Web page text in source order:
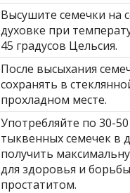
Высушите семечки на
духовке при
45 градусов Цельсия.
После высыхания
сохранять в
прохладном месте.
Употребляйте по 30-
тыквенных семечек в
получить
для здоровья и
простатитом.